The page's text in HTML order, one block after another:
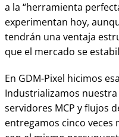
a la “herramienta
experimentan hoy,
tendrán una ventaja
que el mercado se
En GDM-Pixel hicimos
Industrializamos
servidores MCP y flujos
entregamos cinco veces